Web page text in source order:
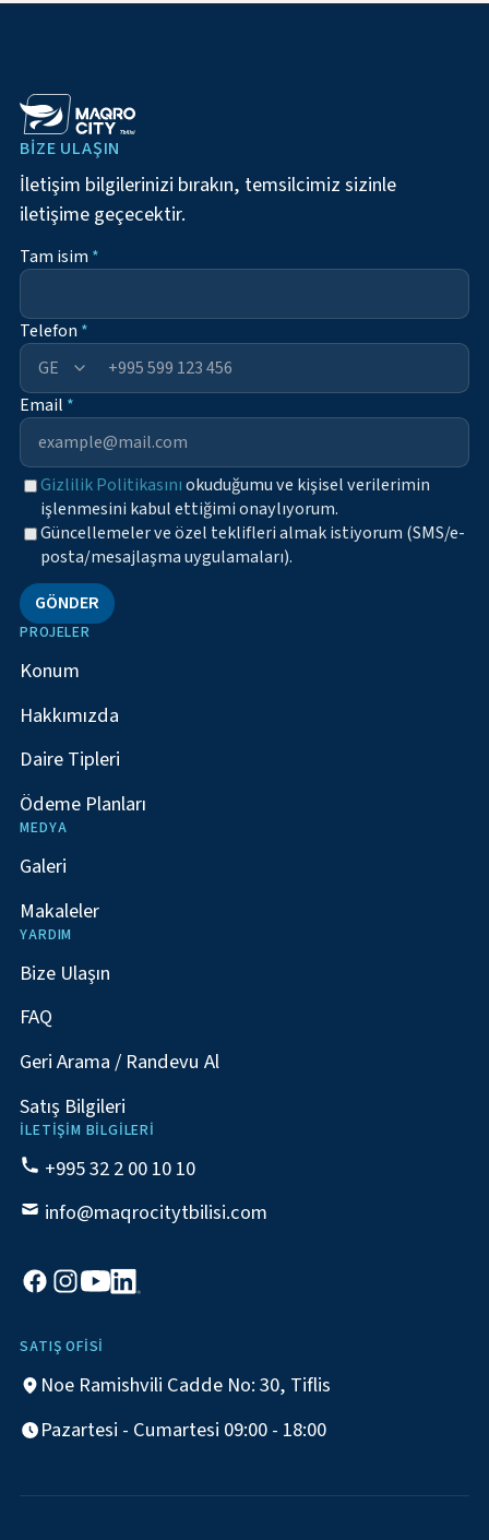
BIZE ULAŞIN
İletişim bilgilerinizi bırakın, temsilcimiz sizinle
iletişime geçecektir.
Tam isim *
Telefon *
+995
Email *
Gizlilik Politikasınıokuduğumu ve kişisel verilerimin
işlenmesini kabul ettiğimi onaylıyorum.
Güncellemeler ve özel teklifleri almak istiyorum (SMS/e-
posta/mesajlaşma uygulamaları).
GÖNDER
PROJELER
Konum
Hakkımızda
Daire Tipleri
Ödeme Planları
MEDYA
Galeri
Makaleler
YARDIM
Bize Ulaşın
FAQ
Geri Arama / Randevu Al
Satış Bilgileri
İLETIŞIM BILGILERI
+995 32 2 00 10 10
info@maqrocitytbilisi.com
SATIŞ OFISI
Noe Ramishvili Cadde No: 30, Tiflis
Pazartesi - Cumartesi 09:00 - 18:00